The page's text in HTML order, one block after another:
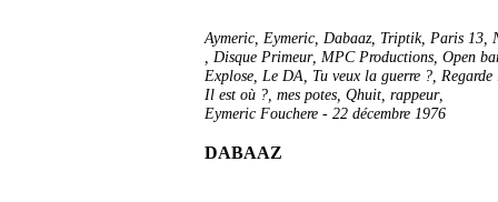
Aymeric, Eymeric, Dabaaz, Triptik, Paris 13,
, Disque Primeur, MPC Productions, Open
Explose, Le DA, Tu veux la guerre ?, Regarde
Il est où ?, mes potes, Qhuit, rappeur,
Eymeric Fouchere - 22 décembre 1976
DABAAZ